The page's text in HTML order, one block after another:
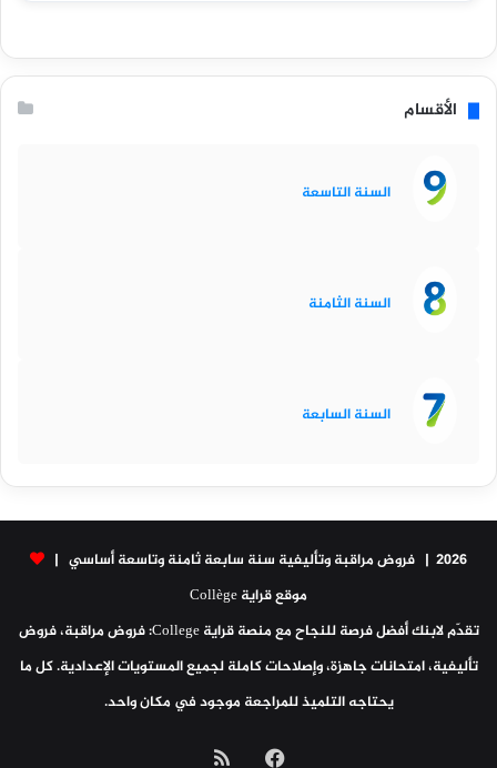
الأقسام
السنة التاسعة
السنة الثامنة
السنة السابعة
2026 | فروض مراقبة وتأليفية سنة سابعة ثامنة وتاسعة أساسي |
موقع قراية Collège
تقدّم لابنك أفضل فرصة للنجاح مع منصة قراية College: فروض مراقبة، فروض
تأليفية، امتحانات جاهزة، وإصلاحات كاملة لجميع المستويات الإعدادية. كل ما
يحتاجه التلميذ للمراجعة موجود في مكان واحد.
فيسبوك